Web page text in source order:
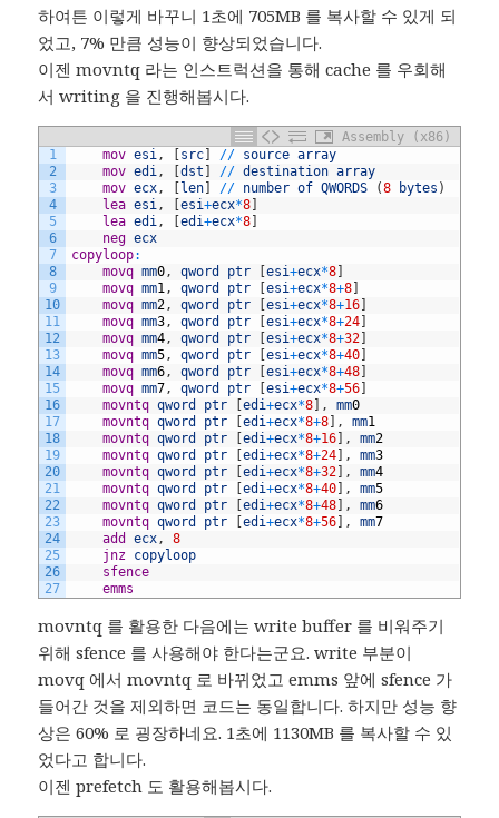
하여튼 이렇게 바꾸니 1초에 705MB 를 복사할 수 있게 되
었고, 7% 만큼 성능이 향상되었습니다.
이젠 movntq 라는 인스트럭션을 통해 cache 를 우회해
서 writing 을 진행해봅시다.
Assembly (x86)
1
2
3
4
5
6
7
8
9
10
11
12
13
14
15
16
17
18
19
20
21
22
23
24
25
26
27
	mov
esi, src // source array
	mov
edi, [dst // destination array
	mov
ecx, len // number of QWORDS (8 bytes )
	lea
esi, [esi+ecx*8
	lea
edi, [edi+ecx*8
	neg
ecx
copyloop:
	movq
mm0, qword ptr [esi+ecx*8
	movq
mm1, qword ptr [esi+ecx*8+8
	movq
mm2, qword ptr [esi+ecx*8+16
	movq
mm3, qword ptr [esi+ecx*8+24
	movq
mm4, qword ptr [esi+ecx*8+32
	movq
mm5, qword ptr [esi+ecx*8+40
	movq
mm6, qword ptr [esi+ecx*8+48
	movq
mm7, qword ptr [esi+ecx*8+56
	movntq
qword ptr [edi+ecx*8 , mm0
	movntq
qword ptr [edi+ecx*8+8 , mm1
	movntq
qword ptr [edi+ecx*8+16 , mm2
	movntq
qword ptr [edi+ecx*8+24 , mm3
	movntq
qword ptr [edi+ecx*8+32 , mm4
	movntq
qword ptr [edi+ecx*8+40 , mm5
	movntq
qword ptr [edi+ecx*8+48 , mm6
	movntq
qword ptr [edi+ecx*8+56 , mm7
	add
ecx,
8
	jnz
copyloop
	sfence
	emms
movntq 를 활용한 다음에는 write buffer 를 비워주기
위해 sfence 를 사용해야 한다는군요. write 부분이
movq 에서 movntq 로 바뀌었고 emms 앞에 sfence 가
들어간 것을 제외하면 코드는 동일합니다. 하지만 성능 향
상은 60% 로 굉장하네요. 1초에 1130MB 를 복사할 수 있
었다고 합니다.
이젠 prefetch 도 활용해봅시다.